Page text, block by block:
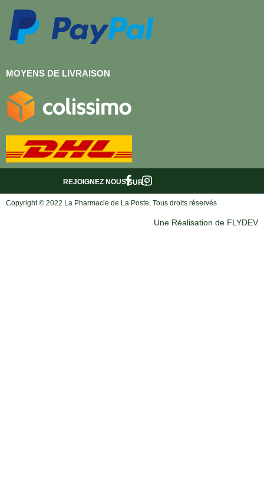
MOYENS DE LIVRAISON
SUR :
REJOIGNEZ NOUS
Copyright © 2022 La Pharmacie de La Poste, Tous droits réservés
Une Réalisation de FLYDEV